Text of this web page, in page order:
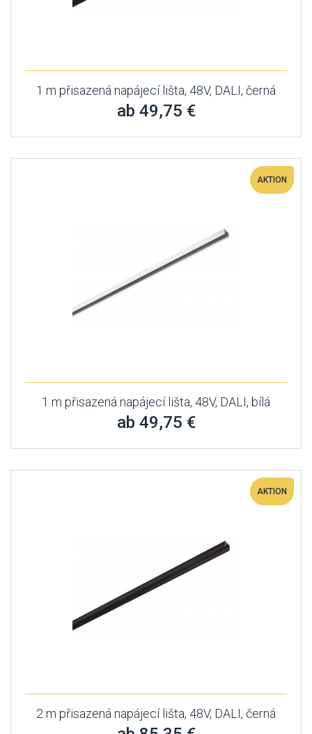
1 m přisazená napájecí lišta, 48V, DALI, černá
ab 49,75 €
AKTION
1 m přisazená napájecí lišta, 48V, DALI, bílá
ab 49,75 €
AKTION
2 m přisazená napájecí lišta, 48V, DALI, černá